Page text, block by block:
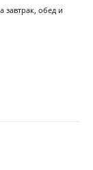
обед и